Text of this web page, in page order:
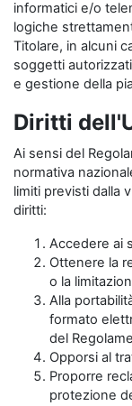
informatici e/o
logiche
Titolare, in alcuni
soggetti
e gestione della
Diritti
Ai sensi del
normativa
limiti previsti dalla
diritti:
Accedere ai
Ottenere la
o la
Alla
formato
del
Opporsi al
Proporre
protezione